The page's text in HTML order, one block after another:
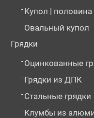
- Купол |
- Овальный купол
Грядки
- Оцинкованные
- Грядки из ДПК
- Стальные грядки
- Клумбы из